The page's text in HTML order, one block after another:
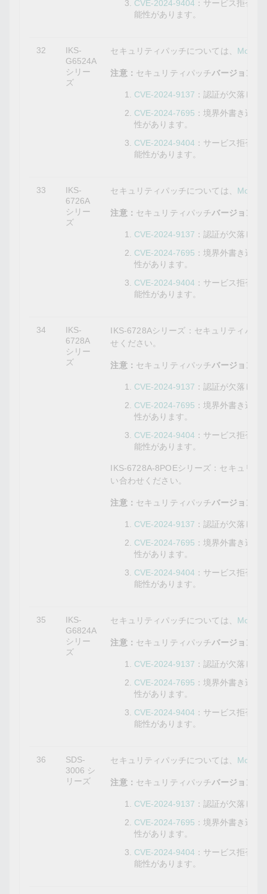
CVE-2024-9404 ：サービス拒否
能性があります。
32
IKS-
G6524A
シリー
ズ
セキュリティパッチについては、 Moxa
注意： セキュリティパッチバージョン
CVE-2024-9137 ：認証が欠落し
CVE-2024-7695 ：境界外書き込
性があります。
CVE-2024-9404 ：サービス拒否
能性があります。
33
IKS-
6726A
シリー
ズ
セキュリティパッチについては、 Moxa
注意： セキュリティパッチバージョン
CVE-2024-9137 ：認証が欠落し
CVE-2024-7695 ：境界外書き込
性があります。
CVE-2024-9404 ：サービス拒否
能性があります。
34
IKS-
6728A
シリー
ズ
IKS-6728Aシリーズ：セキュリティパッ
せください。
注意： セキュリティパッチバージョン
CVE-2024-9137 ：認証が欠落し
CVE-2024-7695 ：境界外書き込
性があります。
CVE-2024-9404 ：サービス拒否
能性があります。
IKS-6728A-8POEシリーズ：セキュリテ
い合わせください。
注意： セキュリティパッチバージョン
CVE-2024-9137 ：認証が欠落し
CVE-2024-7695 ：境界外書き込
性があります。
CVE-2024-9404 ：サービス拒否
能性があります。
35
IKS-
G6824A
シリー
ズ
セキュリティパッチについては、 Moxa
注意： セキュリティパッチバージョン
CVE-2024-9137 ：認証が欠落し
CVE-2024-7695 ：境界外書き込
性があります。
CVE-2024-9404 ：サービス拒否
能性があります。
36
SDS-
3006 シ
リーズ
セキュリティパッチについては、 Moxa
注意： セキュリティパッチバージョン
CVE-2024-9137 ：認証が欠落し
CVE-2024-7695 ：境界外書き込
性があります。
CVE-2024-9404 ：サービス拒否
能性があります。